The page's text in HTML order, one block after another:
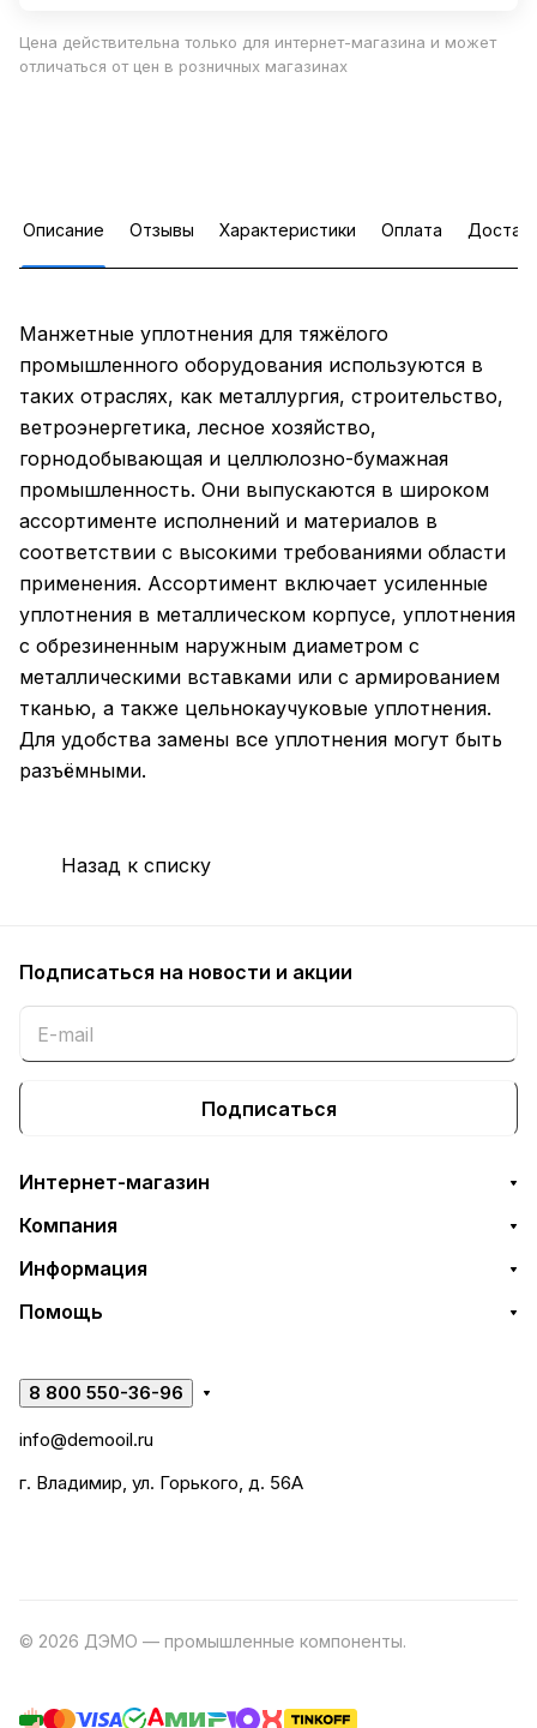
Цена действительна только для интернет-магазина и может
отличаться от цен в розничных магазинах
Описание Отзывы Характеристики Оплата
Манжетные уплотнения для тяжёлого
промышленного оборудования используются в
таких отраслях, как металлургия, строительство,
ветроэнергетика, лесное хозяйство,
горнодобывающая и целлюлозно-бумажная
промышленность. Они выпускаются в широком
ассортименте исполнений и материалов в
соответствии с высокими требованиями области
применения. Ассортимент включает усиленные
уплотнения в металлическом корпусе, уплотнения
с обрезиненным наружным диаметром с
металлическими вставками или с армированием
тканью, а также цельнокаучуковые уплотнения.
Для удобства замены все уплотнения могут быть
разъёмными.
Назад к списку
Подписаться на новости и акции
Подписаться
Интернет-магазин
Компания
Информация
Помощь
8 800 550-36-96
info@demooil.ru
г. Владимир, ул. Горького, д. 56А
© 2026 ДЭМО — промышленные компоненты.